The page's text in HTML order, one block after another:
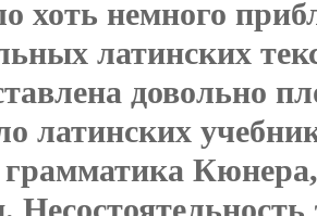
хоть немного
латинских
довольно
латинских
Кюнера,